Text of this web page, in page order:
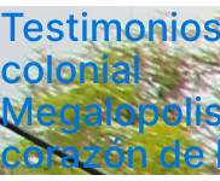
colonial
corazón de